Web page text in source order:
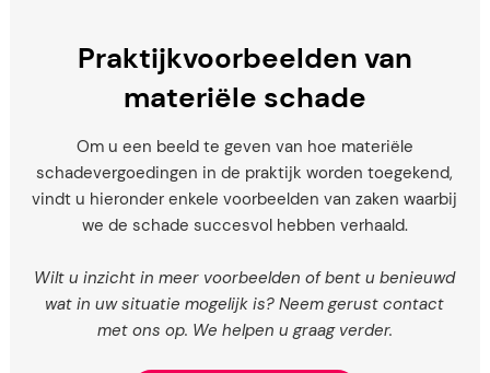
Praktijkvoorbeelden van
materiële schade
Om u een beeld te geven van hoe materiële
schadevergoedingen in de praktijk worden toegekend,
vindt u hieronder enkele voorbeelden van zaken waarbij
we de schade succesvol hebben verhaald.
Wilt u inzicht in meer voorbeelden of bent u benieuwd
wat in uw situatie mogelijk is? Neem gerust contact
met ons op. We helpen u graag verder.